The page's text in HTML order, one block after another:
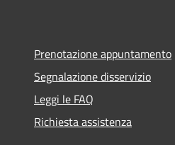
Prenotazione appuntamento
Segnalazione disservizio
Leggi le FAQ
Richiesta assistenza